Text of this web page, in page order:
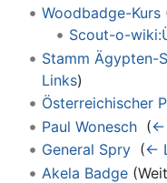
Woodbadge-Kurs
Scout-o-
Stamm Ägypten-
Links)
Österreichischer
Paul Wonesch‎ (←
General Spry‎ (←
Akela Badge